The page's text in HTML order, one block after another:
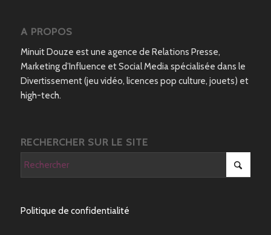
A PROPOS
Minuit Douze est une agence de Relations Presse,
Marketing d’Influence et Social Media spécialisée dans le
Divertissement (jeu vidéo, licences pop culture, jouets) et
high-tech.
RECHERCHER SUR LE SITE
Politique de confidentialité